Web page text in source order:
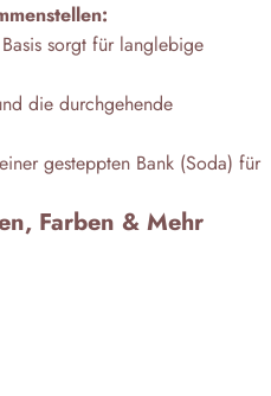
sorgt für langlebige
die durchgehende
gesteppten Bank (Soda) für
Farben & Mehr